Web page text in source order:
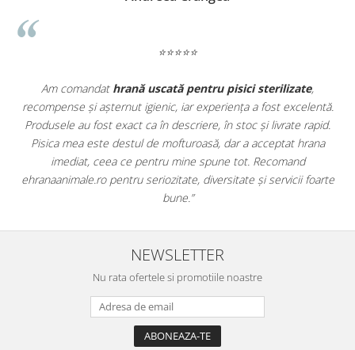
⭐⭐⭐⭐⭐
Apreciez foarte mult faptul că peehranaanimale.rogăsesc nu
doar hrană, ci și produse dinfarmacia veterinară:
antiparazitare, suplimente și soluții de îngrijire. Este foarte
comod să pot comanda tot ce am nevoie pentru animalul meu
dintr-un singur loc. Livrarea a fost rapidă, iar produsele au fost
originale și în termen. Magazin serios, bine organizat și foarte util
pentru orice stăpân de animale.
NEWSLETTER
Nu rata ofertele si promotiile noastre